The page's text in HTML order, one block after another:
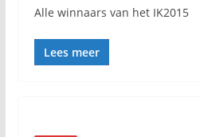
Alle winnaars van het IK2015
Lees meer